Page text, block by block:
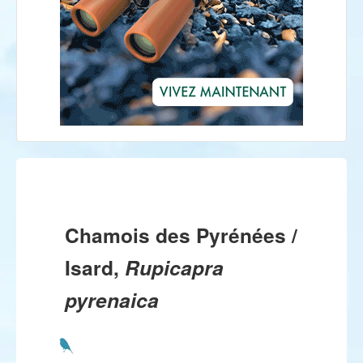
Chamois des Pyrénées /
Isard, Rupicapra
pyrenaica